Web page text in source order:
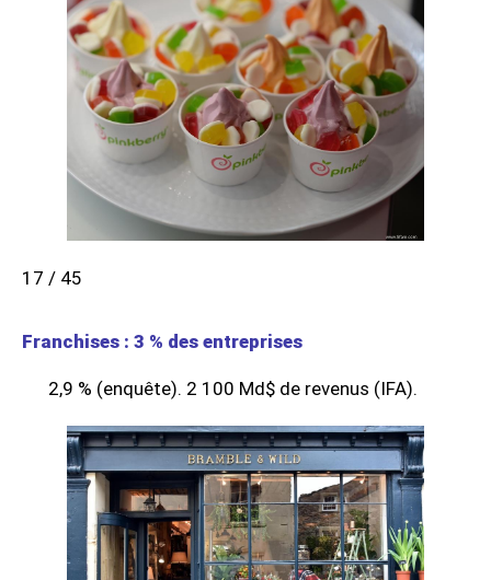
17 / 45
Franchises : 3 % des entreprises
2,9 % (enquête). 2 100 Md$ de revenus (IFA).